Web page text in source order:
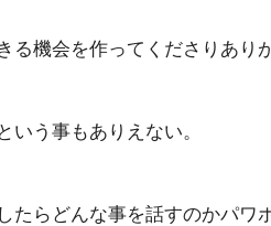
る機会を作ってくださりあり
いう事もありえない。
たらどんな事を話すのかパワ